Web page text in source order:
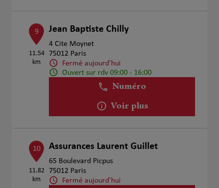
9
11.54
km
Jean Baptiste Chilly
4 Cite Moynet
75012 Paris
Fermé aujourd'hui
Ouvert sur rdv 09:00 - 16:00
Numéro
Voir plus
10
11.82
km
Assurances Laurent Guillet
65 Boulevard Picpus
75012 Paris
Fermé aujourd'hui